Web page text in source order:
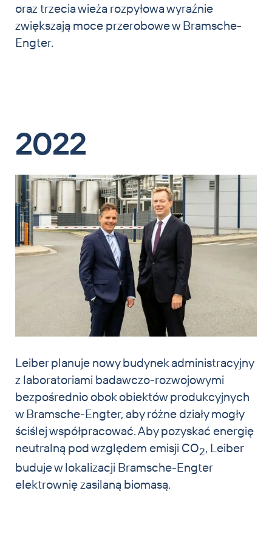
oraz trzecia wieża rozpyłowa wyraźnie
zwiększają moce przerobowe w Bramsche-
Engter.
2022
Leiber planuje nowy budynek administracyjny
z laboratoriami badawczo-rozwojowymi
bezpośrednio obok obiektów produkcyjnych
w Bramsche-Engter, aby różne działy mogły
ściślej współpracować. Aby pozyskać energię
neutralną pod względem emisji CO2, Leiber
buduje w lokalizacji Bramsche-Engter
elektrownię zasilaną biomasą.